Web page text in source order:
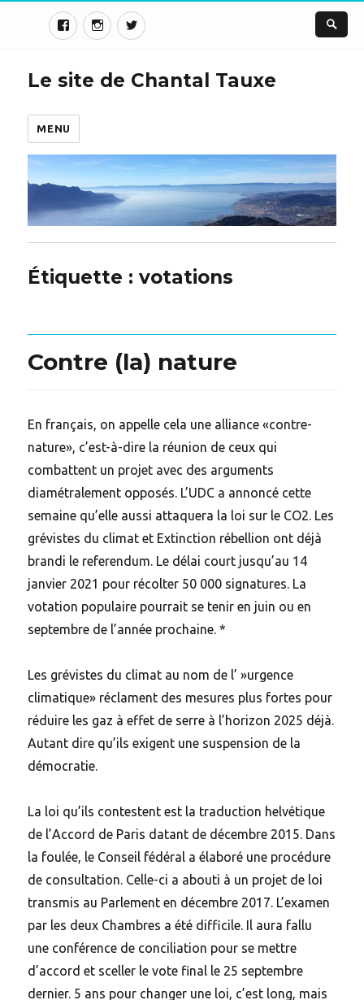
Le site de Chantal Tauxe
MENU
Étiquette :votations
Contre (la) nature
En français, on appelle cela une alliance «contre-
nature», c’est-à-dire la réunion de ceux qui
combattent un projet avec des arguments
diamétralement opposés. L’UDC a annoncé cette
semaine qu’elle aussi attaquera la loi sur le CO2. Les
grévistes du climat et Extinction rébellion ont déjà
brandi le referendum. Le délai court jusqu’au 14
janvier 2021 pour récolter 50 000 signatures. La
votation populaire pourrait se tenir en juin ou en
septembre de l’année prochaine. *
Les grévistes du climat au nom de l’ »urgence
climatique» réclament des mesures plus fortes pour
réduire les gaz à effet de serre à l’horizon 2025 déjà.
Autant dire qu’ils exigent une suspension de la
démocratie.
La loi qu’ils contestent est la traduction helvétique
de l’Accord de Paris datant de décembre 2015. Dans
la foulée, le Conseil fédéral a élaboré une procédure
de consultation. Celle-ci a abouti à un projet de loi
transmis au Parlement en décembre 2017. L’examen
par les deux Chambres a été difficile. Il aura fallu
une conférence de conciliation pour se mettre
d’accord et sceller le vote final le 25 septembre
dernier. 5 ans pour changer une loi, c’est long, mais